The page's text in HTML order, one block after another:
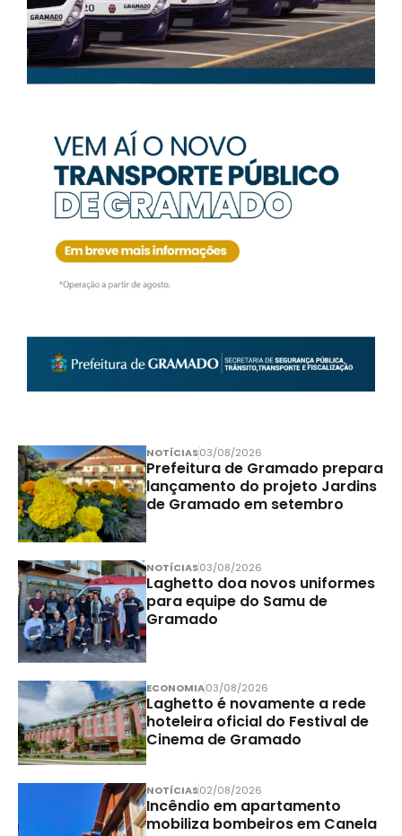
NOTÍCIAS03/08/2026
Prefeitura de Gramado prepara
lançamento do projeto Jardins
de Gramado em setembro
NOTÍCIAS03/08/2026
Laghetto doa novos uniformes
para equipe do Samu de
Gramado
ECONOMIA03/08/2026
Laghetto é novamente a rede
hoteleira oficial do Festival de
Cinema de Gramado
NOTÍCIAS02/08/2026
Incêndio em apartamento
mobiliza bombeiros em Canela